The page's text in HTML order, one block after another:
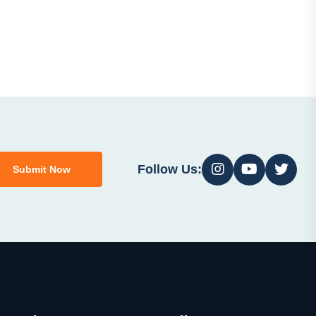
Submit Now Follow Us: